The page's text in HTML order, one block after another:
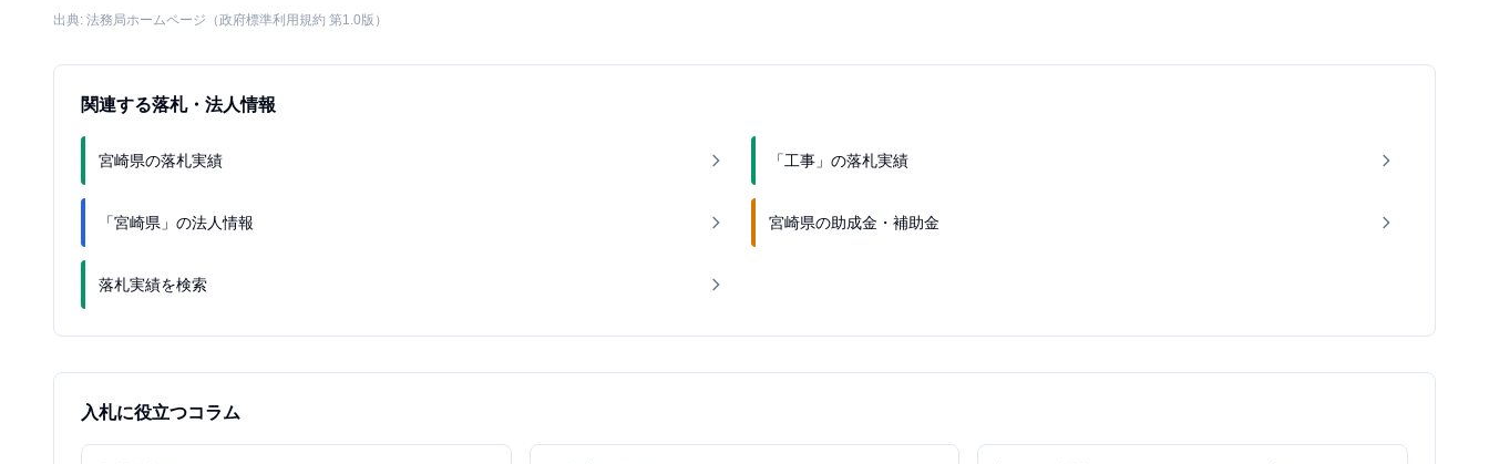
出典: 法務局ホームページ（政府標準利用規約 第1.0版）
関連する落札・法人情報
宮崎県の落札実績 「工事」の落札実績
「宮崎県」の法人情報 宮崎県の助成金・補助金
落札実績を検索
入札に役立つコラム